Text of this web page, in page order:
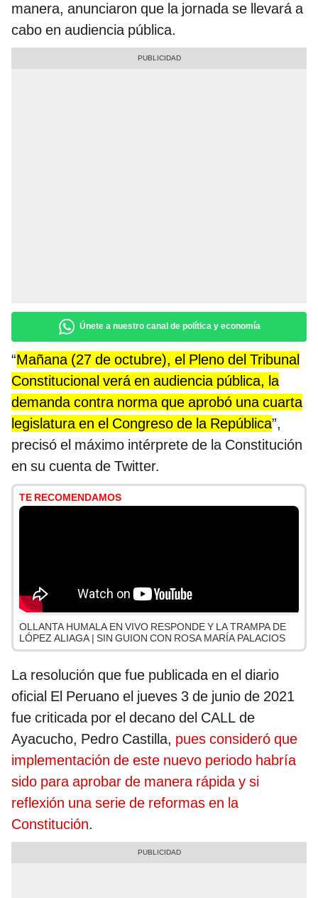
manera, anunciaron que la jornada se llevará a
cabo en audiencia pública.
Únete a nuestro canal de política y economía
“Mañana (27 de octubre), el Pleno del Tribunal
Constitucional verá en audiencia pública, la
demanda contra norma que aprobó una cuarta
legislatura en el Congreso de la República”,
precisó el máximo intérprete de la Constitución
en su cuenta de Twitter.
TE RECOMENDAMOS
OLLANTA HUMALA EN VIVO RESPONDE Y LA TRAMPA DE
LÓPEZ ALIAGA | SIN GUION CON ROSA MARÍA PALACIOS
La resolución que fue publicada en el diario
oficial El Peruano el jueves 3 de junio de 2021
fue criticada por el decano del CALL de
Ayacucho, Pedro Castilla, pues consideró que
implementación de este nuevo periodo habría
sido para aprobar de manera rápida y si
reflexión una serie de reformas en la
Constitución.